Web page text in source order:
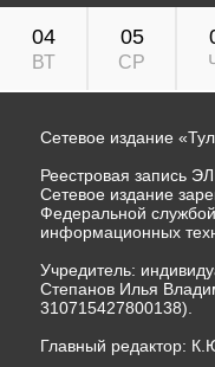
04
ВТ
05
СР
Сетевое издание
Реестровая запись
Сетевое издание
Федеральной
информационных
Учредитель:
Степанов Илья
310715427800138).
Главный редактор: